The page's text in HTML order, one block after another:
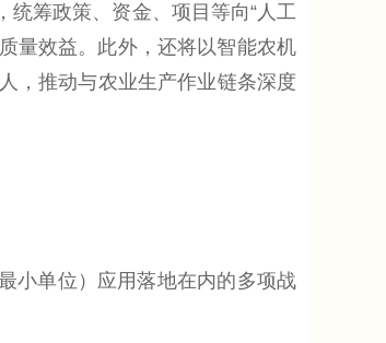
筹政策、资金、项目等向“人工
量效益。此外，还将以智能农机
，推动与农业生产作业链条深度
小单位）应用落地在内的多项战